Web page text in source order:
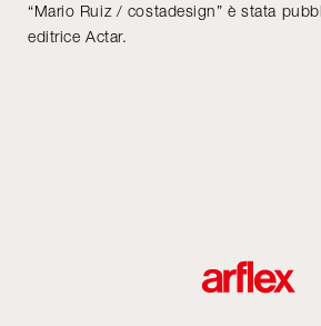
“Mario Ruiz / costadesign” è stata
editrice Actar.